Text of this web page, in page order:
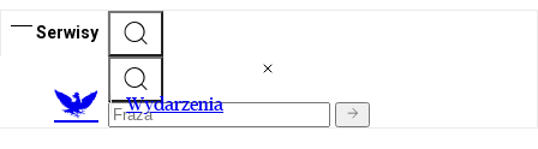
Serwisy
Wydarzenia